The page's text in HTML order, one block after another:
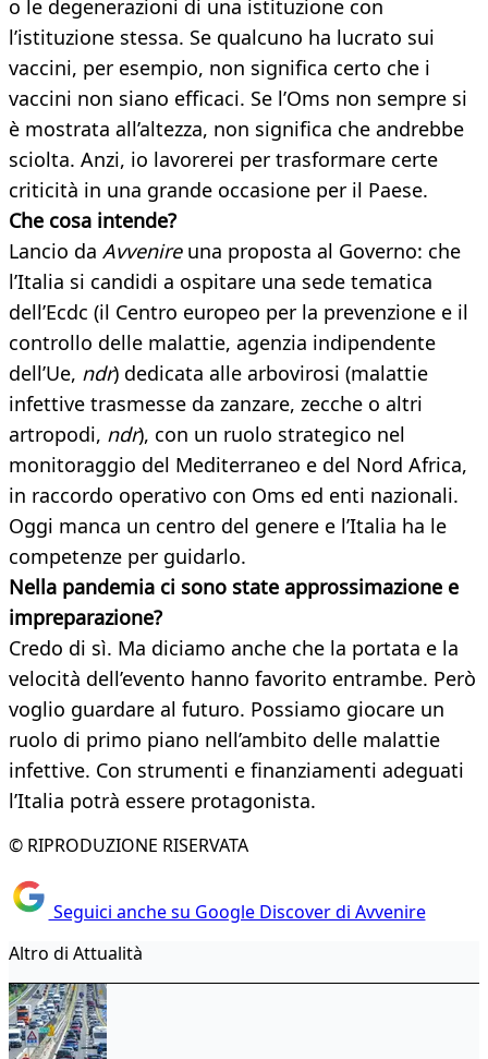
o le degenerazioni di una istituzione con
l’istituzione stessa. Se qualcuno ha lucrato sui
vaccini, per esempio, non significa certo che i
vaccini non siano efficaci. Se l’Oms non sempre si
è mostrata all’altezza, non significa che andrebbe
sciolta. Anzi, io lavorerei per trasformare certe
criticità in una grande occasione per il Paese.
Che cosa intende?
Lancio da Avvenireuna proposta al Governo: che
l’Italia si candidi a ospitare una sede tematica
dell’Ecdc (il Centro europeo per la prevenzione e il
controllo delle malattie, agenzia indipendente
dell’Ue, ndr) dedicata alle arbovirosi (malattie
infettive trasmesse da zanzare, zecche o altri
artropodi, ndr), con un ruolo strategico nel
monitoraggio del Mediterraneo e del Nord Africa,
in raccordo operativo con Oms ed enti nazionali.
Oggi manca un centro del genere e l’Italia ha le
competenze per guidarlo.
Nella pandemia ci sono state approssimazione e
impreparazione?
Credo di sì. Ma diciamo anche che la portata e la
velocità dell’evento hanno favorito entrambe. Però
voglio guardare al futuro. Possiamo giocare un
ruolo di primo piano nell’ambito delle malattie
infettive. Con strumenti e finanziamenti adeguati
l’Italia potrà essere protagonista.
© RIPRODUZIONE RISERVATA
Seguici anche su Google Discover di Avvenire
Altro di Attualità